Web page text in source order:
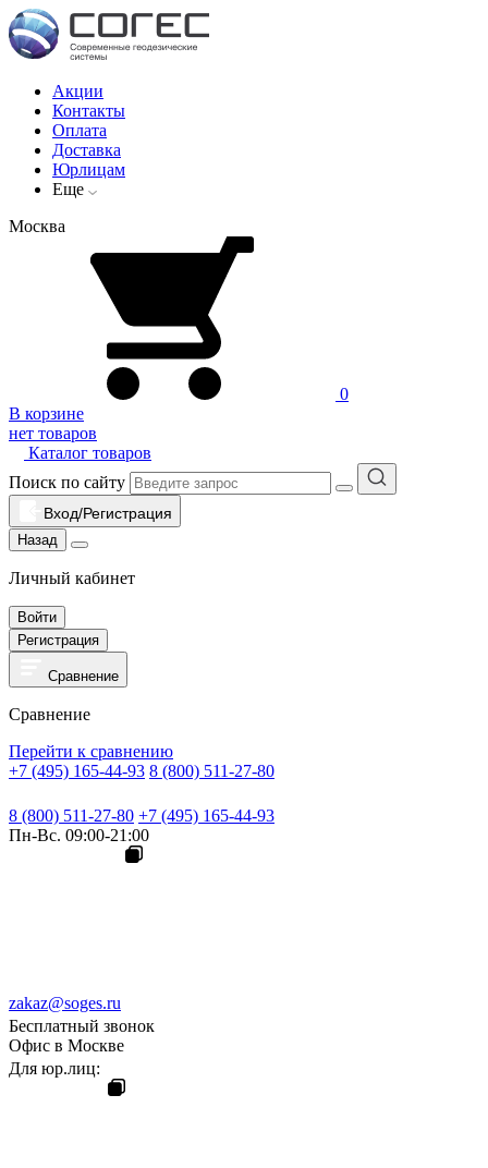
Акции
Контакты
Оплата
Доставка
Юрлицам
Еще
Москва
0
В корзине
нет товаров
Каталог товаров
Поиск по сайту
Вход/Регистрация
Назад
Личный кабинет
Войти
Регистрация
Сравнение
Сравнение
Перейти к сравнению
+7 (495) 165-44-93 8 (800) 511-27-80
8 (800) 511-27-80 +7 (495) 165-44-93
Пн-Вс. 09:00-21:00
zakaz@soges.ru
Бесплатный звонок
Офис в Москве
Для юр.лиц: